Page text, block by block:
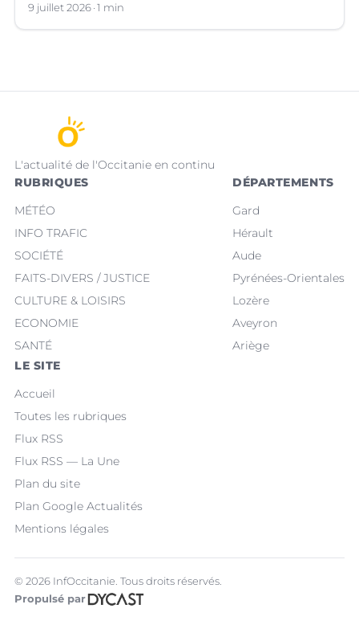
9 juillet 2026 1 min
L'actualité de l'Occitanie en continu
RUBRIQUES
MÉTÉO
INFO TRAFIC
SOCIÉTÉ
FAITS-DIVERS / JUSTICE
CULTURE & LOISIRS
ECONOMIE
SANTÉ
DÉPARTEMENTS
Gard
Hérault
Aude
Pyrénées-Orientales
Lozère
Aveyron
Ariège
LE SITE
Accueil
Toutes les rubriques
Flux RSS
Flux RSS — La Une
Plan du site
Plan Google Actualités
Mentions légales
© 2026 InfOccitanie. Tous droits réservés.
Propulsé par